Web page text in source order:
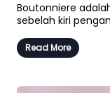
Boutonniere
sebelah kiri
Read More